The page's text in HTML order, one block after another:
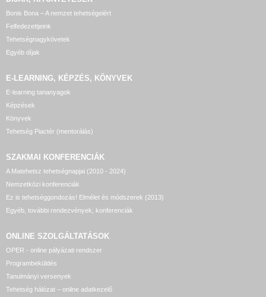
Bonis Bona – A nemzet tehetségeiért
Felfedezettjeink
Tehetségnagykövetek
Egyéb díjak
E-LEARNING, KÉPZÉS, KÖNYVEK
E-learning tananyagok
Képzések
Könyvek
Tehetség Piactér (mentorálás)
SZAKMAI KONFERENCIÁK
A Matehetsz tehetségnapjai (2010 - 2024)
Nemzetközi konferenciák
Ez is tehetséggondozás! Elmélet és módszerek (2013)
Egyéb, további rendezvények, konferenciák
ONLINE SZOLGÁLTATÁSOK
OPER - online pályázati rendszer
Programbeküldés
Tanulmányi versenyek
Tehetség hálózat – online adatkezelő